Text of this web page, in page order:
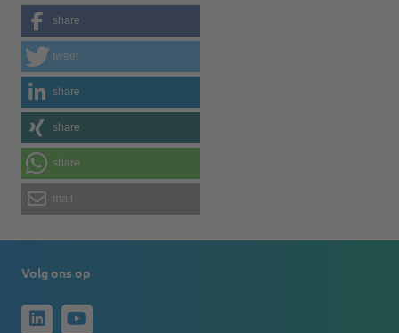
share
tweet
share
share
share
mail
Volg ons op